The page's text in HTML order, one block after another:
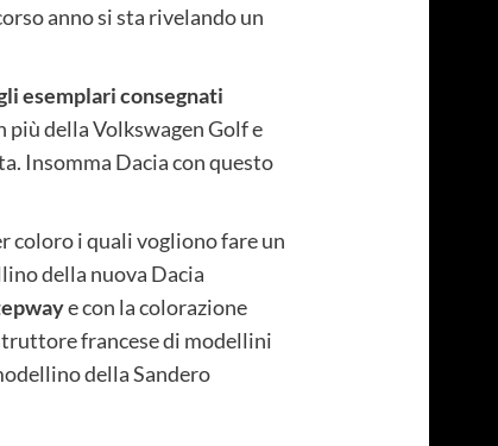
anno si sta rivelando un
esemplari consegnati
più della Volkswagen Golf e
Insomma Dacia con questo
coloro i quali vogliono fare un
della nuova Dacia
e con la colorazione
francese di modellini
della Sandero